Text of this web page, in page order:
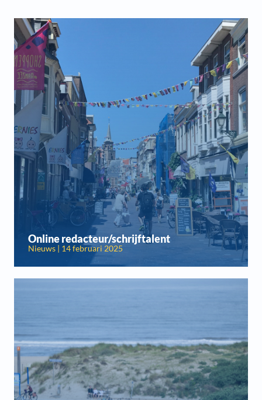
Online redacteur/schrijftalent
Nieuws | 14 februari 2025